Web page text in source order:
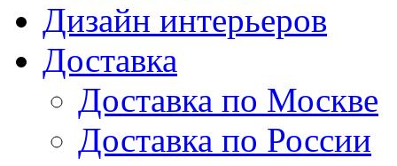
Дизайн интерьеров
Доставка
Доставка по Москве
Доставка по России